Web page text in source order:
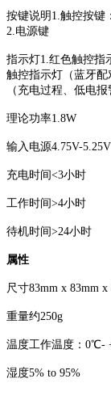
按键说明1.触控按键
2.电源键
指示灯1.红色触控指
触控指示灯（蓝牙
（充电过程、低电
理论功率1.8W
输入电源4.75V-5.25V
充电时间<3小时
工作时间>4小时
待机时间>24小时
属性
尺寸83mm x 83mm x
重量约250g
温度工作温度：
湿度5% to 95%